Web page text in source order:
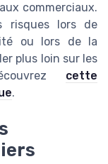
commerciaux.
risques lors de
ou lors de la
plus loin sur les
cette
.